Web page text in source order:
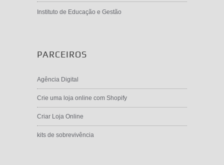
Instituto de Educação e Gestão
PARCEIROS
Agência Digital
Crie uma loja online com Shopify
Criar Loja Online
kits de sobrevivência